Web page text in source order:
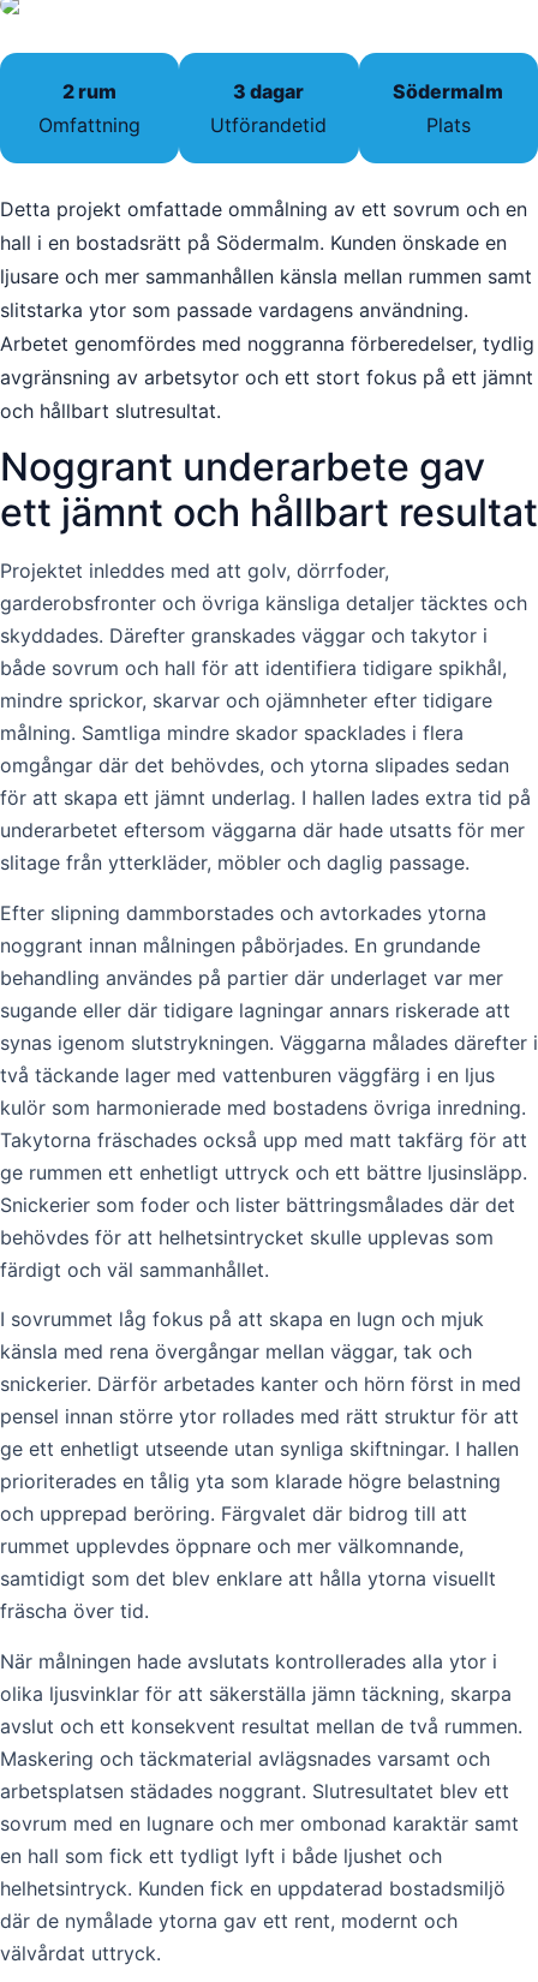
2 rum
Omfattning
3 dagar
Utförandetid
Södermalm
Plats
Detta projekt omfattade ommålning av ett sovrum och en
hall i en bostadsrätt på Södermalm. Kunden önskade en
ljusare och mer sammanhållen känsla mellan rummen samt
slitstarka ytor som passade vardagens användning.
Arbetet genomfördes med noggranna förberedelser, tydlig
avgränsning av arbetsytor och ett stort fokus på ett jämnt
och hållbart slutresultat.
Noggrant underarbete gav
ett jämnt och hållbart resultat
Projektet inleddes med att golv, dörrfoder,
garderobsfronter och övriga känsliga detaljer täcktes och
skyddades. Därefter granskades väggar och takytor i
både sovrum och hall för att identifiera tidigare spikhål,
mindre sprickor, skarvar och ojämnheter efter tidigare
målning. Samtliga mindre skador spacklades i flera
omgångar där det behövdes, och ytorna slipades sedan
för att skapa ett jämnt underlag. I hallen lades extra tid på
underarbetet eftersom väggarna där hade utsatts för mer
slitage från ytterkläder, möbler och daglig passage.
Efter slipning dammborstades och avtorkades ytorna
noggrant innan målningen påbörjades. En grundande
behandling användes på partier där underlaget var mer
sugande eller där tidigare lagningar annars riskerade att
synas igenom slutstrykningen. Väggarna målades därefter i
två täckande lager med vattenburen väggfärg i en ljus
kulör som harmonierade med bostadens övriga inredning.
Takytorna fräschades också upp med matt takfärg för att
ge rummen ett enhetligt uttryck och ett bättre ljusinsläpp.
Snickerier som foder och lister bättringsmålades där det
behövdes för att helhetsintrycket skulle upplevas som
färdigt och väl sammanhållet.
I sovrummet låg fokus på att skapa en lugn och mjuk
känsla med rena övergångar mellan väggar, tak och
snickerier. Därför arbetades kanter och hörn först in med
pensel innan större ytor rollades med rätt struktur för att
ge ett enhetligt utseende utan synliga skiftningar. I hallen
prioriterades en tålig yta som klarade högre belastning
och upprepad beröring. Färgvalet där bidrog till att
rummet upplevdes öppnare och mer välkomnande,
samtidigt som det blev enklare att hålla ytorna visuellt
fräscha över tid.
När målningen hade avslutats kontrollerades alla ytor i
olika ljusvinklar för att säkerställa jämn täckning, skarpa
avslut och ett konsekvent resultat mellan de två rummen.
Maskering och täckmaterial avlägsnades varsamt och
arbetsplatsen städades noggrant. Slutresultatet blev ett
sovrum med en lugnare och mer ombonad karaktär samt
en hall som fick ett tydligt lyft i både ljushet och
helhetsintryck. Kunden fick en uppdaterad bostadsmiljö
där de nymålade ytorna gav ett rent, modernt och
välvårdat uttryck.